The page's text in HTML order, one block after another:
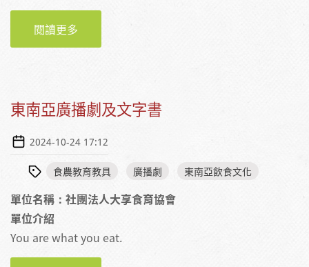
閱讀更多
東南亞廣播劇及文字書
2024-10-24 17:12
食農教育教具 廣播劇 東南亞飲食文化
單位名稱：社團法人大享食育協會
單位介紹
You are what you eat.